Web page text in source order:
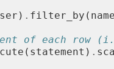
) . filter_by (
of each row
( statement ) .